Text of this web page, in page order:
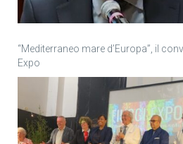
“Mediterraneo mare d’Europa”, il
Expo